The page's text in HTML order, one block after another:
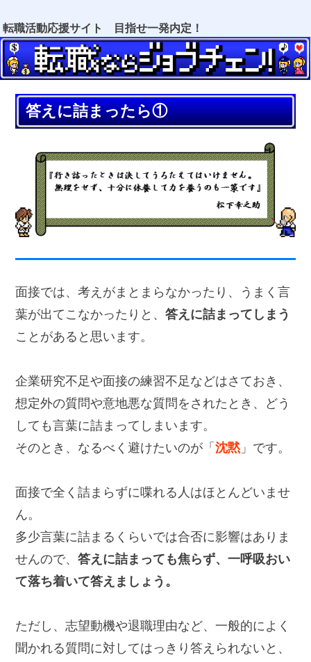
転職活動応援サイト 目指せ一発内定！
答えに詰まったら①
面接では、考えがまとまらなかったり、うまく言
葉が出てこなかったりと、答えに詰まってしまう
ことがあると思います。
企業研究不足や面接の練習不足などはさておき、
想定外の質問や意地悪な質問をされたとき、どう
しても言葉に詰まってしまいます。
そのとき、なるべく避けたいのが「沈黙」です。
面接で全く詰まらずに喋れる人はほとんどいませ
ん。
多少言葉に詰まるくらいでは合否に影響はありま
せんので、答えに詰まっても焦らず、一呼吸おい
て落ち着いて答えましょう。
ただし、志望動機や退職理由など、一般的によく
聞かれる質問に対してはっきり答えられないと、